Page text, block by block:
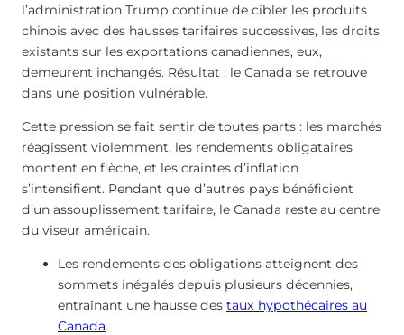
l’administration Trump continue de cibler les produits
chinois avec des hausses tarifaires successives, les droits
existants sur les exportations canadiennes, eux,
demeurent inchangés. Résultat : le Canada se retrouve
dans une position vulnérable.
Cette pression se fait sentir de toutes parts : les marchés
réagissent violemment, les rendements obligataires
montent en flèche, et les craintes d’inflation
s’intensifient. Pendant que d’autres pays bénéficient
d’un assouplissement tarifaire, le Canada reste au centre
du viseur américain.
Les rendements des obligations atteignent des
sommets inégalés depuis plusieurs décennies,
entraînant une hausse des taux hypothécaires au
Canada.